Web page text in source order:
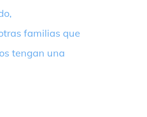
familias que
tengan una